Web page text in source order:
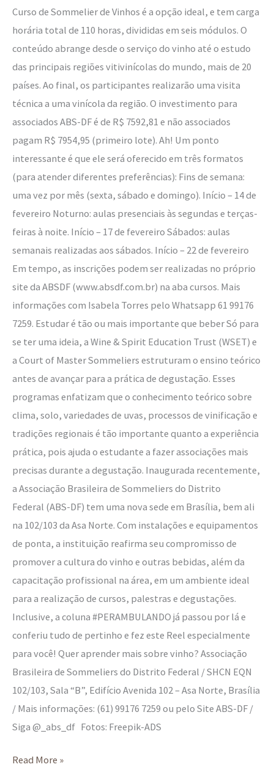
Curso de Sommelier de Vinhos é a opção ideal, e tem carga
horária total de 110 horas, divididas em seis módulos. O
conteúdo abrange desde o serviço do vinho até o estudo
das principais regiões vitivinícolas do mundo, mais de 20
países. Ao final, os participantes realizarão uma visita
técnica a uma vinícola da região. O investimento para
associados ABS-DF é de R$ 7592,81 e não associados
pagam R$ 7954,95 (primeiro lote). Ah! Um ponto
interessante é que ele será oferecido em três formatos
(para atender diferentes preferências): Fins de semana:
uma vez por mês (sexta, sábado e domingo). Início – 14 de
fevereiro Noturno: aulas presenciais às segundas e terças-
feiras à noite. Início – 17 de fevereiro Sábados: aulas
semanais realizadas aos sábados. Início – 22 de fevereiro
Em tempo, as inscrições podem ser realizadas no próprio
site da ABSDF (www.absdf.com.br) na aba cursos. Mais
informações com Isabela Torres pelo Whatsapp 61 99176
7259. Estudar é tão ou mais importante que beber Só para
se ter uma ideia, a Wine & Spirit Education Trust (WSET) e
a Court of Master Sommeliers estruturam o ensino teórico
antes de avançar para a prática de degustação. Esses
programas enfatizam que o conhecimento teórico sobre
clima, solo, variedades de uvas, processos de vinificação e
tradições regionais é tão importante quanto a experiência
prática, pois ajuda o estudante a fazer associações mais
precisas durante a degustação. Inaugurada recentemente,
a Associação Brasileira de Sommeliers do Distrito
Federal (ABS-DF) tem uma nova sede em Brasília, bem ali
na 102/103 da Asa Norte. Com instalações e equipamentos
de ponta, a instituição reafirma seu compromisso de
promover a cultura do vinho e outras bebidas, além da
capacitação profissional na área, em um ambiente ideal
para a realização de cursos, palestras e degustações.
Inclusive, a coluna #PERAMBULANDO já passou por lá e
conferiu tudo de pertinho e fez este Reel especialmente
para você! Quer aprender mais sobre vinho? Associação
Brasileira de Sommeliers do Distrito Federal / SHCN EQN
102/103, Sala “B”, Edifício Avenida 102 – Asa Norte, Brasília
/ Mais informações: (61) 99176 7259 ou pelo Site ABS-DF /
Siga @_abs_df Fotos: Freepik-ADS
Read More »